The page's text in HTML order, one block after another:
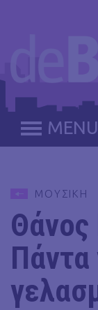
MENU
ΜΟΥΣΙΚΗ
Θάνος
Πάντα